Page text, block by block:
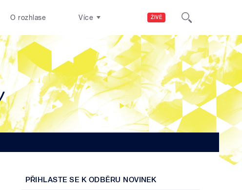
ŽIVĚ
O rozhlase Více
PŘIHLASTE SE K ODBĚRU NOVINEK